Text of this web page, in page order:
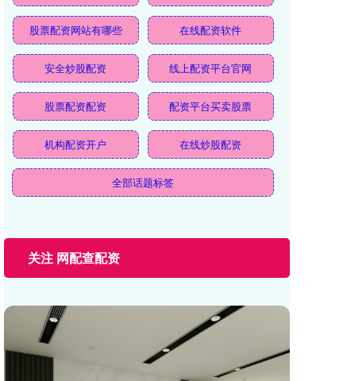
股票配资网站有哪些 在线配资软件
安全炒股配资 线上配资平台官网
股票配资配资 配资平台买卖股票
机构配资开户 在线炒股配资
全部话题标签
关注 网配查配资